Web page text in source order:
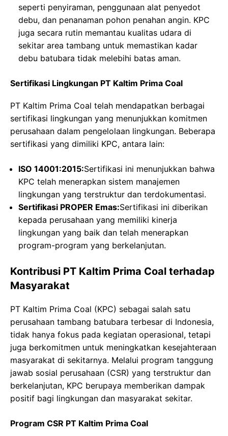
seperti penyiraman, penggunaan alat penyedot
debu, dan penanaman pohon penahan angin. KPC
juga secara rutin memantau kualitas udara di
sekitar area tambang untuk memastikan kadar
debu batubara tidak melebihi batas aman.
Sertifikasi Lingkungan PT Kaltim Prima Coal
PT Kaltim Prima Coal telah mendapatkan berbagai
sertifikasi lingkungan yang menunjukkan komitmen
perusahaan dalam pengelolaan lingkungan. Beberapa
sertifikasi yang dimiliki KPC, antara lain:
ISO 14001:2015:Sertifikasi ini menunjukkan bahwa
KPC telah menerapkan sistem manajemen
lingkungan yang terstruktur dan terdokumentasi.
Sertifikasi PROPER Emas:Sertifikasi ini diberikan
kepada perusahaan yang memiliki kinerja
lingkungan yang baik dan telah menerapkan
program-program yang berkelanjutan.
Kontribusi PT Kaltim Prima Coal terhadap
Masyarakat
PT Kaltim Prima Coal (KPC) sebagai salah satu
perusahaan tambang batubara terbesar di Indonesia,
tidak hanya fokus pada kegiatan operasional, tetapi
juga berkomitmen untuk meningkatkan kesejahteraan
masyarakat di sekitarnya. Melalui program tanggung
jawab sosial perusahaan (CSR) yang terstruktur dan
berkelanjutan, KPC berupaya memberikan dampak
positif bagi lingkungan dan masyarakat sekitar.
Program CSR PT Kaltim Prima Coal